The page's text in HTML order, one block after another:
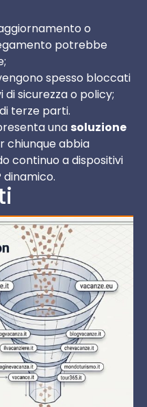
o
potrebbe
spesso bloccati
sicurezza o policy;
terze parti.
una soluzione
chiunque abbia
continuo a dispositivi
dinamico.